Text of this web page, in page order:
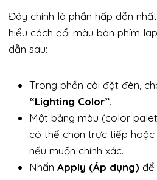
Đây chính là phần hấp dẫn
hiểu cách đổi màu bàn phím
dẫn sau:
Trong phần cài đặt đèn,
“Lighting Color”.
Một bảng màu (color
có thể chọn trực tiếp hoặc
nếu muốn chính xác.
Nhấn Apply (Áp dụng) để